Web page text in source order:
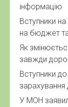
інформацію
Вступники
на бюджет
Як
завжди
Вступники
У МОН